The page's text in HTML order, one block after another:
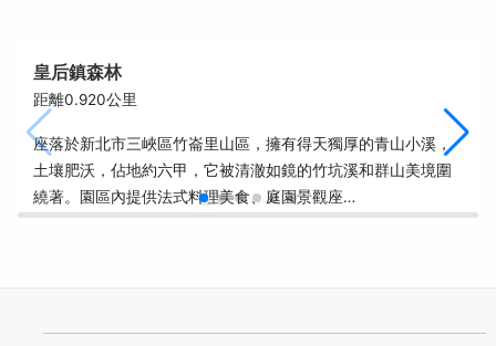
皇后鎮森林
距離0.920公里
座落於新北市三峽區竹崙里山區，擁有得天獨厚的青山小溪，
土壤肥沃，佔地約六甲，它被清澈如鏡的竹坑溪和群山美境圍
繞著。園區內提供法式料理美食、庭園景觀座…